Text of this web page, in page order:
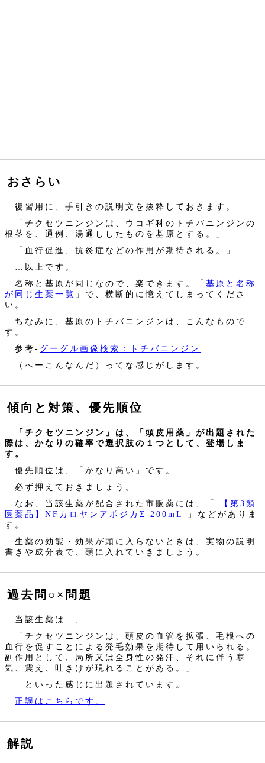
おさらい
復習用に、手引きの説明文を抜粋しておきます。
「チクセツニンジンは、ウコギ科のトチバニンジン の
根茎を、通例、湯通ししたものを基原とする。」
「 血行促進、抗炎症 などの作用が期待される。」
…以上です。
名称と基原が同じなので、楽できます。「 基原と名称
が同じ生薬一覧 」で、横断的に憶えてしまってくださ
い。
ちなみに、基原のトチバニンジンは、こんなもので
す。
参考‐ グーグル画像検索：トチバニンジン
（へーこんなんだ）ってな感じがします。
傾向と対策、優先順位
「チクセツニンジン」は、「頭皮用薬」が出題された
際は、かなりの確率で選択肢の１つとして、登場しま
す。
優先順位は、「 かなり高い 」です。
必ず押えておきましょう。
なお、当該生薬が配合された市販薬には、「
【第3類
医薬品】NFカロヤンアポジカΣ 200mL
」などがありま
す。
生薬の効能・効果が頭に入らないときは、実物の説明
書きや成分表で、頭に入れていきましょう。
過去問○×問題
当該生薬は…、
「チクセツニンジンは、頭皮の血管を拡張、毛根への
血行を促すことによる発毛効果を期待して用いられる。
副作用として、局所又は全身性の発汗、それに伴う寒
気、震え、吐きけが現れることがある。」
…といった感じに出題されています。
正誤はこちらです。
解説